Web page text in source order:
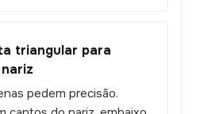
triangular para
pedem precisão.